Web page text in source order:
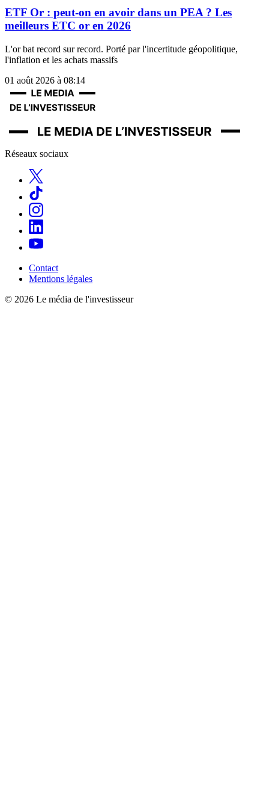
ETF Or : peut-on en avoir dans un PEA ? Les
meilleurs ETC or en 2026
L'or bat record sur record. Porté par l'incertitude géopolitique,
l'inflation et les achats massifs
01 août 2026 à 08:14
Réseaux sociaux
Contact
Mentions légales
© 2026 Le média de l'investisseur